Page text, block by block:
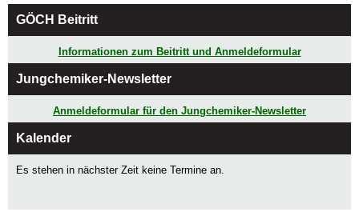
GÖCH Beitritt
Informationen zum Beitritt und Anmeldeformular
Jungchemiker-Newsletter
Anmeldeformular für den Jungchemiker-Newsletter
Kalender
Es stehen in nächster Zeit keine Termine an.